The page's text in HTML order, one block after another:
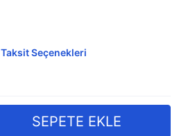
Taksit Seçenekleri